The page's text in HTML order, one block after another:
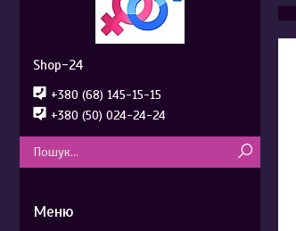
Shop-24
+380 (68) 145-15-15
+380 (50) 024-24-24